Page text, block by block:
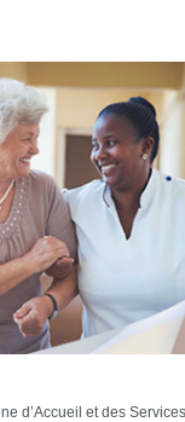
d’Accueil et des